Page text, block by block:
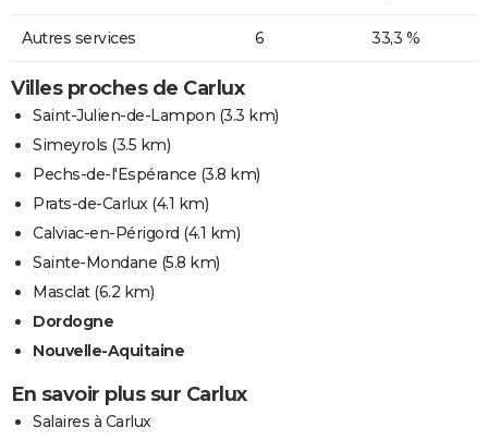
Autres services 6 33,3 %
Villes proches de Carlux
Saint-Julien-de-Lampon (3.3 km)
Simeyrols (3.5 km)
Pechs-de-l'Espérance (3.8 km)
Prats-de-Carlux(4.1 km)
Calviac-en-Périgord (4.1 km)
Sainte-Mondane (5.8 km)
Masclat(6.2 km)
Dordogne
Nouvelle-Aquitaine
En savoir plus sur Carlux
Salaires à Carlux